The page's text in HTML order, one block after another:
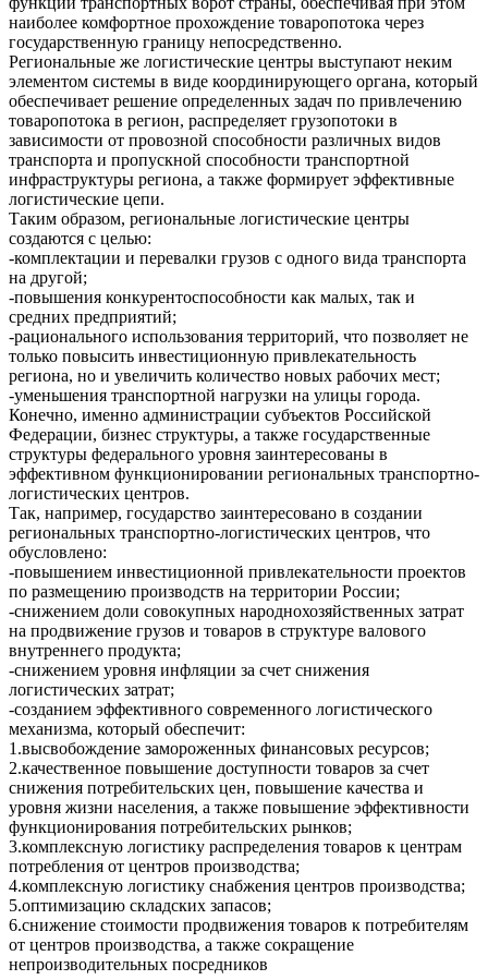
наиболее комфортное прохождение товаропотока через
государственную границу непосредственно.
Региональные же логистические центры выступают неким
элементом системы в виде координирующего органа, который
обеспечивает решение определенных задач по привлечению
товаропотока в регион, распределяет грузопотоки в
зависимости от провозной способности различных видов
транспорта и пропускной способности транспортной
инфраструктуры региона, а также формирует эффективные
логистические цепи.
Таким образом, региональные логистические центры
создаются с целью:
-комплектации и перевалки грузов с одного вида транспорта
на другой;
-повышения конкурентоспособности как малых, так и
средних предприятий;
-рационального использования территорий, что позволяет не
только повысить инвестиционную привлекательность
региона, но и увеличить количество новых рабочих мест;
-уменьшения транспортной нагрузки на улицы города.
Конечно, именно администрации субъектов Российской
Федерации, бизнес структуры, а также государственные
структуры федерального уровня заинтересованы в
эффективном функционировании региональных транспортно-
логистических центров.
Так, например, государство заинтересовано в создании
региональных транспортно-логистических центров, что
обусловлено:
-повышением инвестиционной привлекательности проектов
по размещению производств на территории России;
-снижением доли совокупных народнохозяйственных затрат
на продвижение грузов и товаров в структуре валового
внутреннего продукта;
-снижением уровня инфляции за счет снижения
логистических затрат;
-созданием эффективного современного логистического
механизма, который обеспечит:
1.высвобождение замороженных финансовых ресурсов;
2.качественное повышение доступности товаров за счет
снижения потребительских цен, повышение качества и
уровня жизни населения, а также повышение эффективности
функционирования потребительских рынков;
3.комплексную логистику распределения товаров к центрам
потребления от центров производства;
4.комплексную логистику снабжения центров производства;
5.оптимизацию складских запасов;
6.снижение стоимости продвижения товаров к потребителям
от центров производства, а также сокращение
непроизводительных посредников